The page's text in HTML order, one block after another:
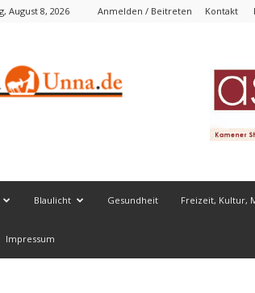
August 8, 2026 Anmelden / Beitreten Kontakt
Blaulicht Gesundheit Freizeit, Kultur,
Impressum